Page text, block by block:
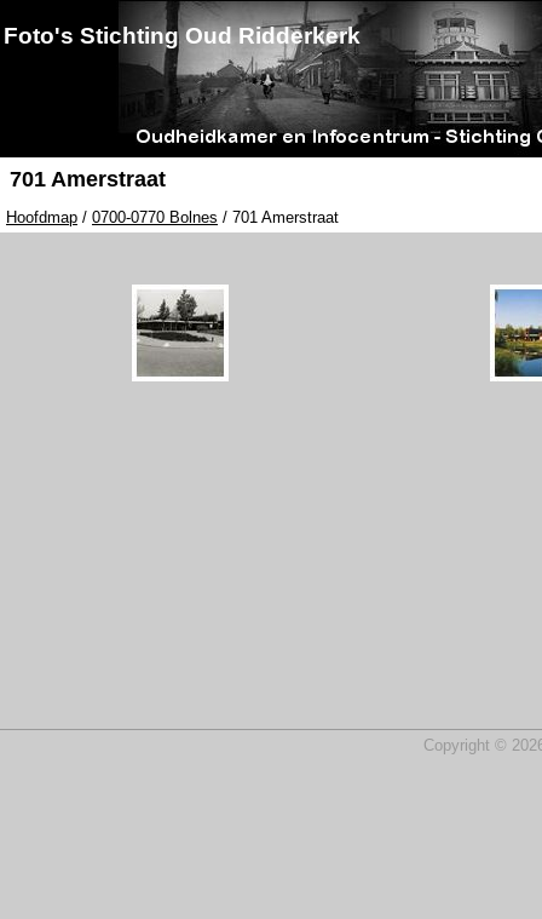
Foto's Stichting Oud Ridderkerk
701 Amerstraat
Hoofdmap / 0700-0770 Bolnes / 701 Amerstraat
Copyright ©